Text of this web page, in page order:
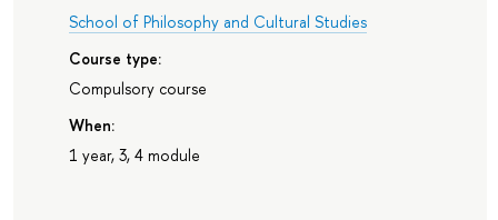
School of Philosophy and Cultural Studies
Course type:
Compulsory course
When:
1 year, 3, 4 module